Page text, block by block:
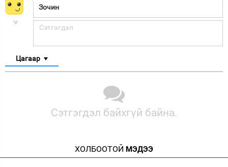
Цагаар
Сэтгэгдэл байхгүй байна.
ХОЛБООТОЙ МЭДЭЭ